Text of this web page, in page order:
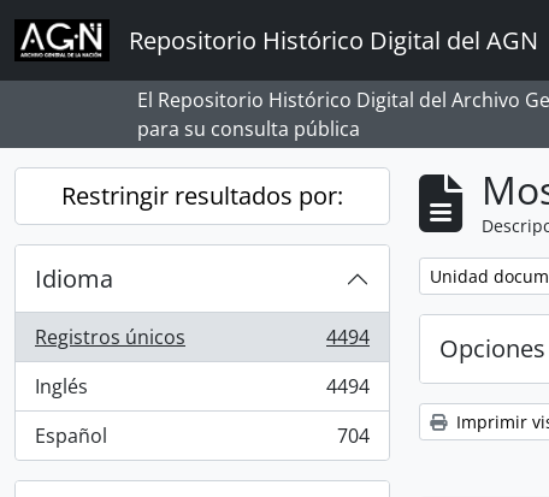
Skip to main content
Repositorio Histórico Digital del AGN
El Repositorio Histórico Digital del Archivo
para su consulta pública
Restringir resultados por:
Idioma
Registros únicos
, 4494 resultados
4494
Inglés
, 4494 resultados
4494
Español
, 704 resultados 704
Remove filter:
Unidad
Imprimir